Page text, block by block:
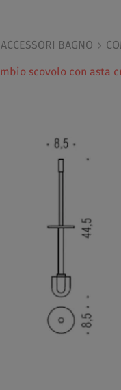
ACCESSORI BAGNO
scovolo con asta